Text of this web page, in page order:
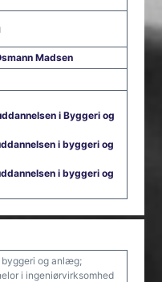
Madsen
i Byggeri og
i byggeri og
i byggeri og
byggeri og anlæg;
i ingeniørvirksomhed